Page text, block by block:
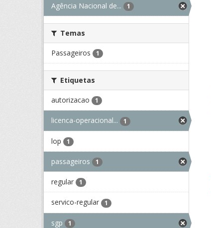
Agência Nacional de... 1
Temas
Passageiros 1
Etiquetas
autorizacao 1
licenca-operacional... 1
lop 1
passageiros 1
regular 1
servico-regular 1
sgp 1